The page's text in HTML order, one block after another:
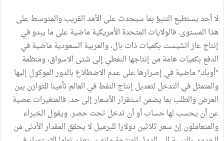
لا أحد يستطيع التنبؤ بما سيحدث على الأمد القريب والمتوسط على
هذا المستوى. فالولايات المتحدة الأمريكية ماضية على ما يبدو في
إنتاج غاز الشيست بكميات ذات بال، والعربية السعودية ماضية في
الدفع بكميات هامة من إنتاجها النفطي إلى شتى الاسواق، ومنظمة
"أوبك" ماضية في إصرارها على عدم الاضطلاع بالدور الموكول إليها
والمتمثل في التدخل لتعديل إنتاج النفط في العالم تأمينا للتوازن بين
العرض والطلب بما يضمن استقرار الأسعار إلى حد. فالمتغيرات عصية
عن أن يحسب لها حساب أو أن تدخل تحت حصر. ويقول الخبراء
والمتعاملون إنّ سعر ثلاثين دولارا للبرميل لا يحقق المقدار الأدنى من